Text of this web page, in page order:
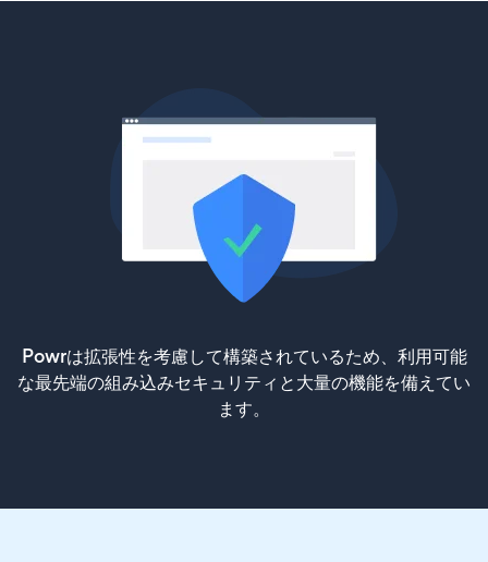
Powrは拡張性を考慮して構築されているため、利用可能
な最先端の組み込みセキュリティと大量の機能を備えてい
ます。